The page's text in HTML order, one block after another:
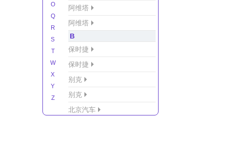
O
Q
R
S
T
W
X
Y
Z
阿维塔
阿维塔
B
保时捷
保时捷
别克
别克
北京汽车